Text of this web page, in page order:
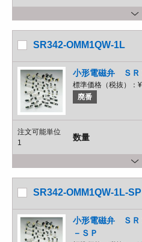
SR342-OMM1QW-1L
小形電磁弁 ＳＲ
標準価格（税抜）：
廃番
注文可能単位
1
数量
SR342-OMM1QW-1L-SP
小形電磁弁 ＳＲ
－ＳＰ